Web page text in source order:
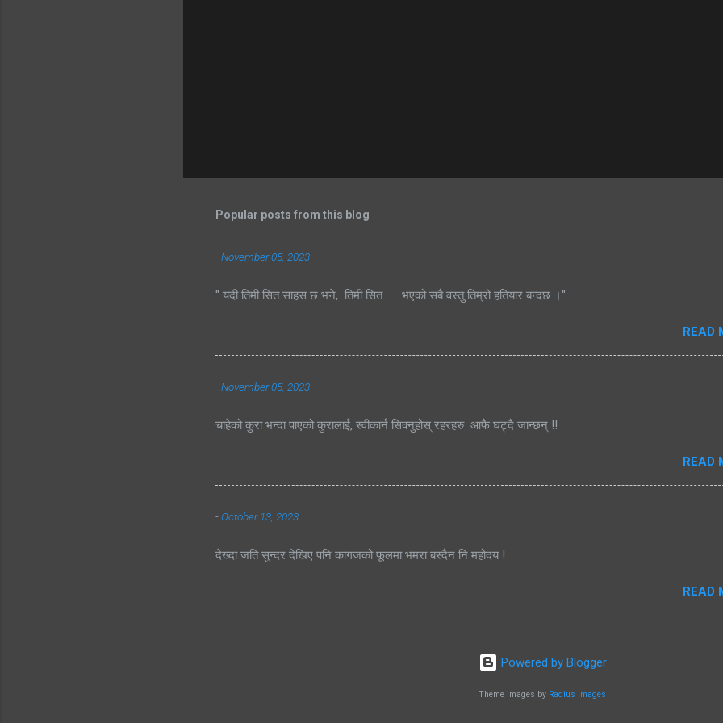
Popular posts from this blog
-November 05, 2023
" यदी तिमी सित साहस छ भने, तिमी सित भएको सबै वस्तु तिम्रो हतियार बन्दछ ।"
READ
-November 05, 2023
चाहेको कुरा भन्दा पाएको कुरालाई, स्वीकार्न सिक्नुहोस् रहरहरु आफै घट्दै जान्छन् !!
READ
-October 13, 2023
देख्दा जति सुन्दर देखिए पनि कागजको फूलमा भमरा बस्दैन नि महोदय !
READ
Powered by Blogger
Theme images by Radius Images